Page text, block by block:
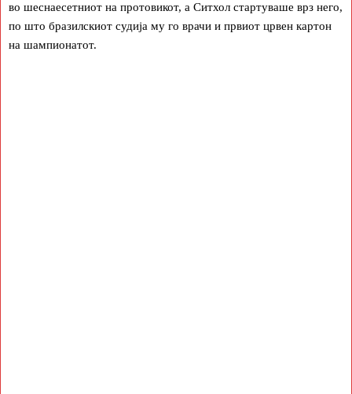
во шеснаесетниот на протовикот, а Ситхол стартуваше врз него,
по што бразилскиот судија му го врачи и првиот црвен картон
на шампионатот.